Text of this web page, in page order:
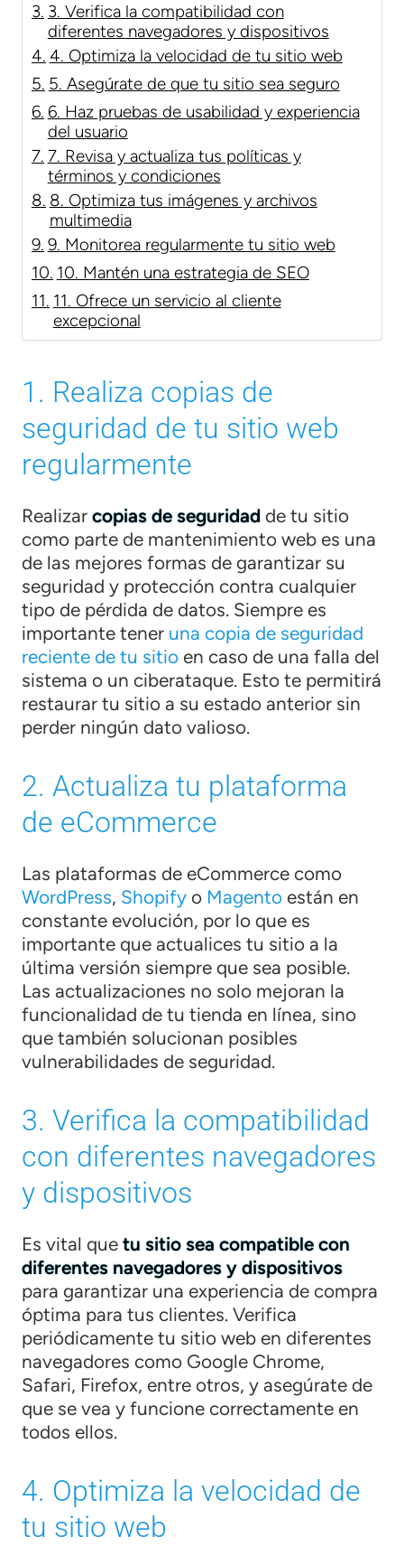
3. Verifica la compatibilidad con
diferentes navegadores y dispositivos
4. Optimiza la velocidad de tu sitio web
5. Asegúrate de que tu sitio sea seguro
6. Haz pruebas de usabilidad y experiencia
del usuario
7. Revisa y actualiza tus políticas y
términos y condiciones
8. Optimiza tus imágenes y archivos
multimedia
9. Monitorea regularmente tu sitio web
10. Mantén una estrategia de SEO
11. Ofrece un servicio al cliente
excepcional
1. Realiza copias de
seguridad de tu sitio web
regularmente
Realizar copias de seguridad de tu sitio
como parte de mantenimiento web es una
de las mejores formas de garantizar su
seguridad y protección contra cualquier
tipo de pérdida de datos. Siempre es
importante tener una copia de seguridad
reciente de tu sitio en caso de una falla del
sistema o un ciberataque. Esto te permitirá
restaurar tu sitio a su estado anterior sin
perder ningún dato valioso.
2. Actualiza tu plataforma
de eCommerce
Las plataformas de eCommerce como
WordPress, Shopify o Magento están en
constante evolución, por lo que es
importante que actualices tu sitio a la
última versión siempre que sea posible.
Las actualizaciones no solo mejoran la
funcionalidad de tu tienda en línea, sino
que también solucionan posibles
vulnerabilidades de seguridad.
3. Verifica la compatibilidad
con diferentes navegadores
y dispositivos
Es vital quetu sitio sea compatible con
diferentes navegadores y dispositivos
para garantizar una experiencia de compra
óptima para tus clientes. Verifica
periódicamente tu sitio web en diferentes
navegadores como Google Chrome,
Safari, Firefox, entre otros, y asegúrate de
que se vea y funcione correctamente en
todos ellos.
4. Optimiza la velocidad de
tu sitio web